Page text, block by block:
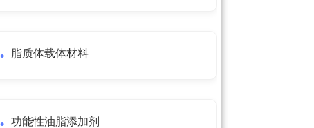
脂质体载体材料
功能性油脂添加剂